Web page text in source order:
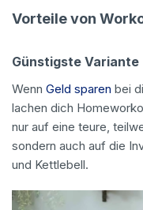
Vorteile von
Günstigste Variante
Wenn Geld sparen bei
lachen dich
nur auf eine teure,
sondern auch auf die
und Kettlebell.